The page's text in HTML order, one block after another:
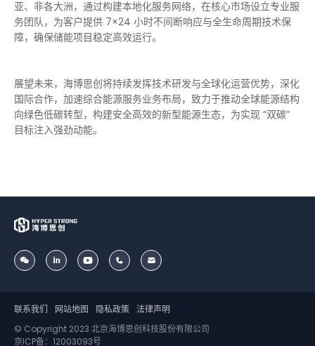
亚、非各大洲，通过构建本地化服务网络，在核心市场设立专业服
务团队，为客户提供 7×24 小时不间断响应与全生命周期技术保
障，确保储能项目稳定高效运行。
展望未来，海博思创将持续发挥技术研发与全球化运营优势，深化
国际合作，加速综合能源服务业务布局，致力于推动全球能源结构
向绿色低碳转型，构建安全高效的新型能源生态，为实现 “双碳”
目标注入强劲动能。
© Copyright 2023 北京海博思创科技股份有限公司
京ICP备：12003093号
联系我们 网站地图 隐私政策 法律声明